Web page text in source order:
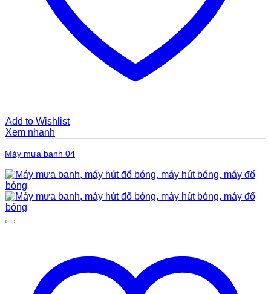
Add to Wishlist
Xem nhanh
Máy mưa banh 04